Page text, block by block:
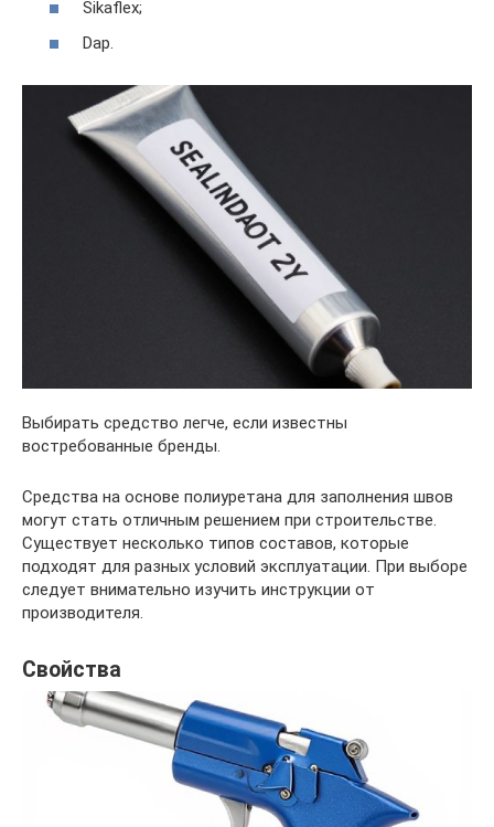
Sikaflex;
Dap.
Выбирать средство легче, если известны
востребованные бренды.
Средства на основе полиуретана для заполнения швов
могут стать отличным решением при строительстве.
Существует несколько типов составов, которые
подходят для разных условий эксплуатации. При выборе
следует внимательно изучить инструкции от
производителя.
Свойства